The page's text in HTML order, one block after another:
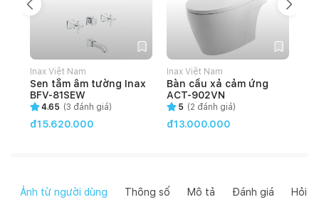
Inax Việt Nam
Sen tắm âm tường Inax
BFV-81SEW
4.65 (3 đánh giá)
đ15.620.000
Inax Việt Nam
Bàn cầu xả cảm ứng
ACT-902VN
5 (2 đánh giá)
đ13.000.000
Ảnh từ người dùng Thông số Mô tả Đánh giá Hỏi